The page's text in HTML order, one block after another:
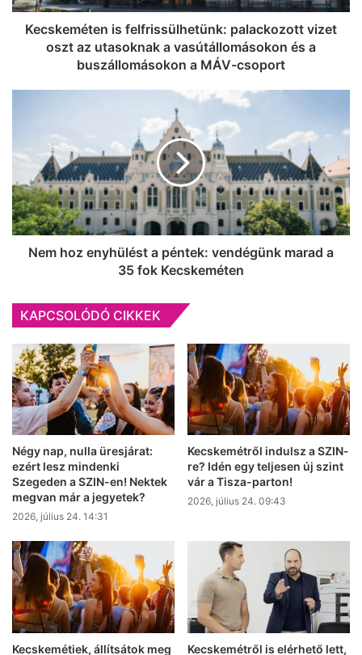
a
vasútállomásokon
Kecskeméten is felfrissülhetünk: palackozott vizet
oszt az utasoknak a vasútállomásokon és a
buszállomásokon a MÁV-csoport
péntek:
vendégünk
marad
a
35
Nem hoz enyhülést a péntek: vendégünk marad a
35 fok Kecskeméten
KAPCSOLÓDÓ CIKKEK
Négy nap, nulla üresjárat:
ezért lesz mindenki
Szegeden a SZIN-en! Nektek
megvan már a jegyetek?
2026, július 24. 14:31
Kecskemétről indulsz a SZIN-
re? Idén egy teljesen új szint
vár a Tisza-parton!
2026, július 24. 09:43
Kecskemétiek, állítsátok meg Kecskemétről is elérhető lett,